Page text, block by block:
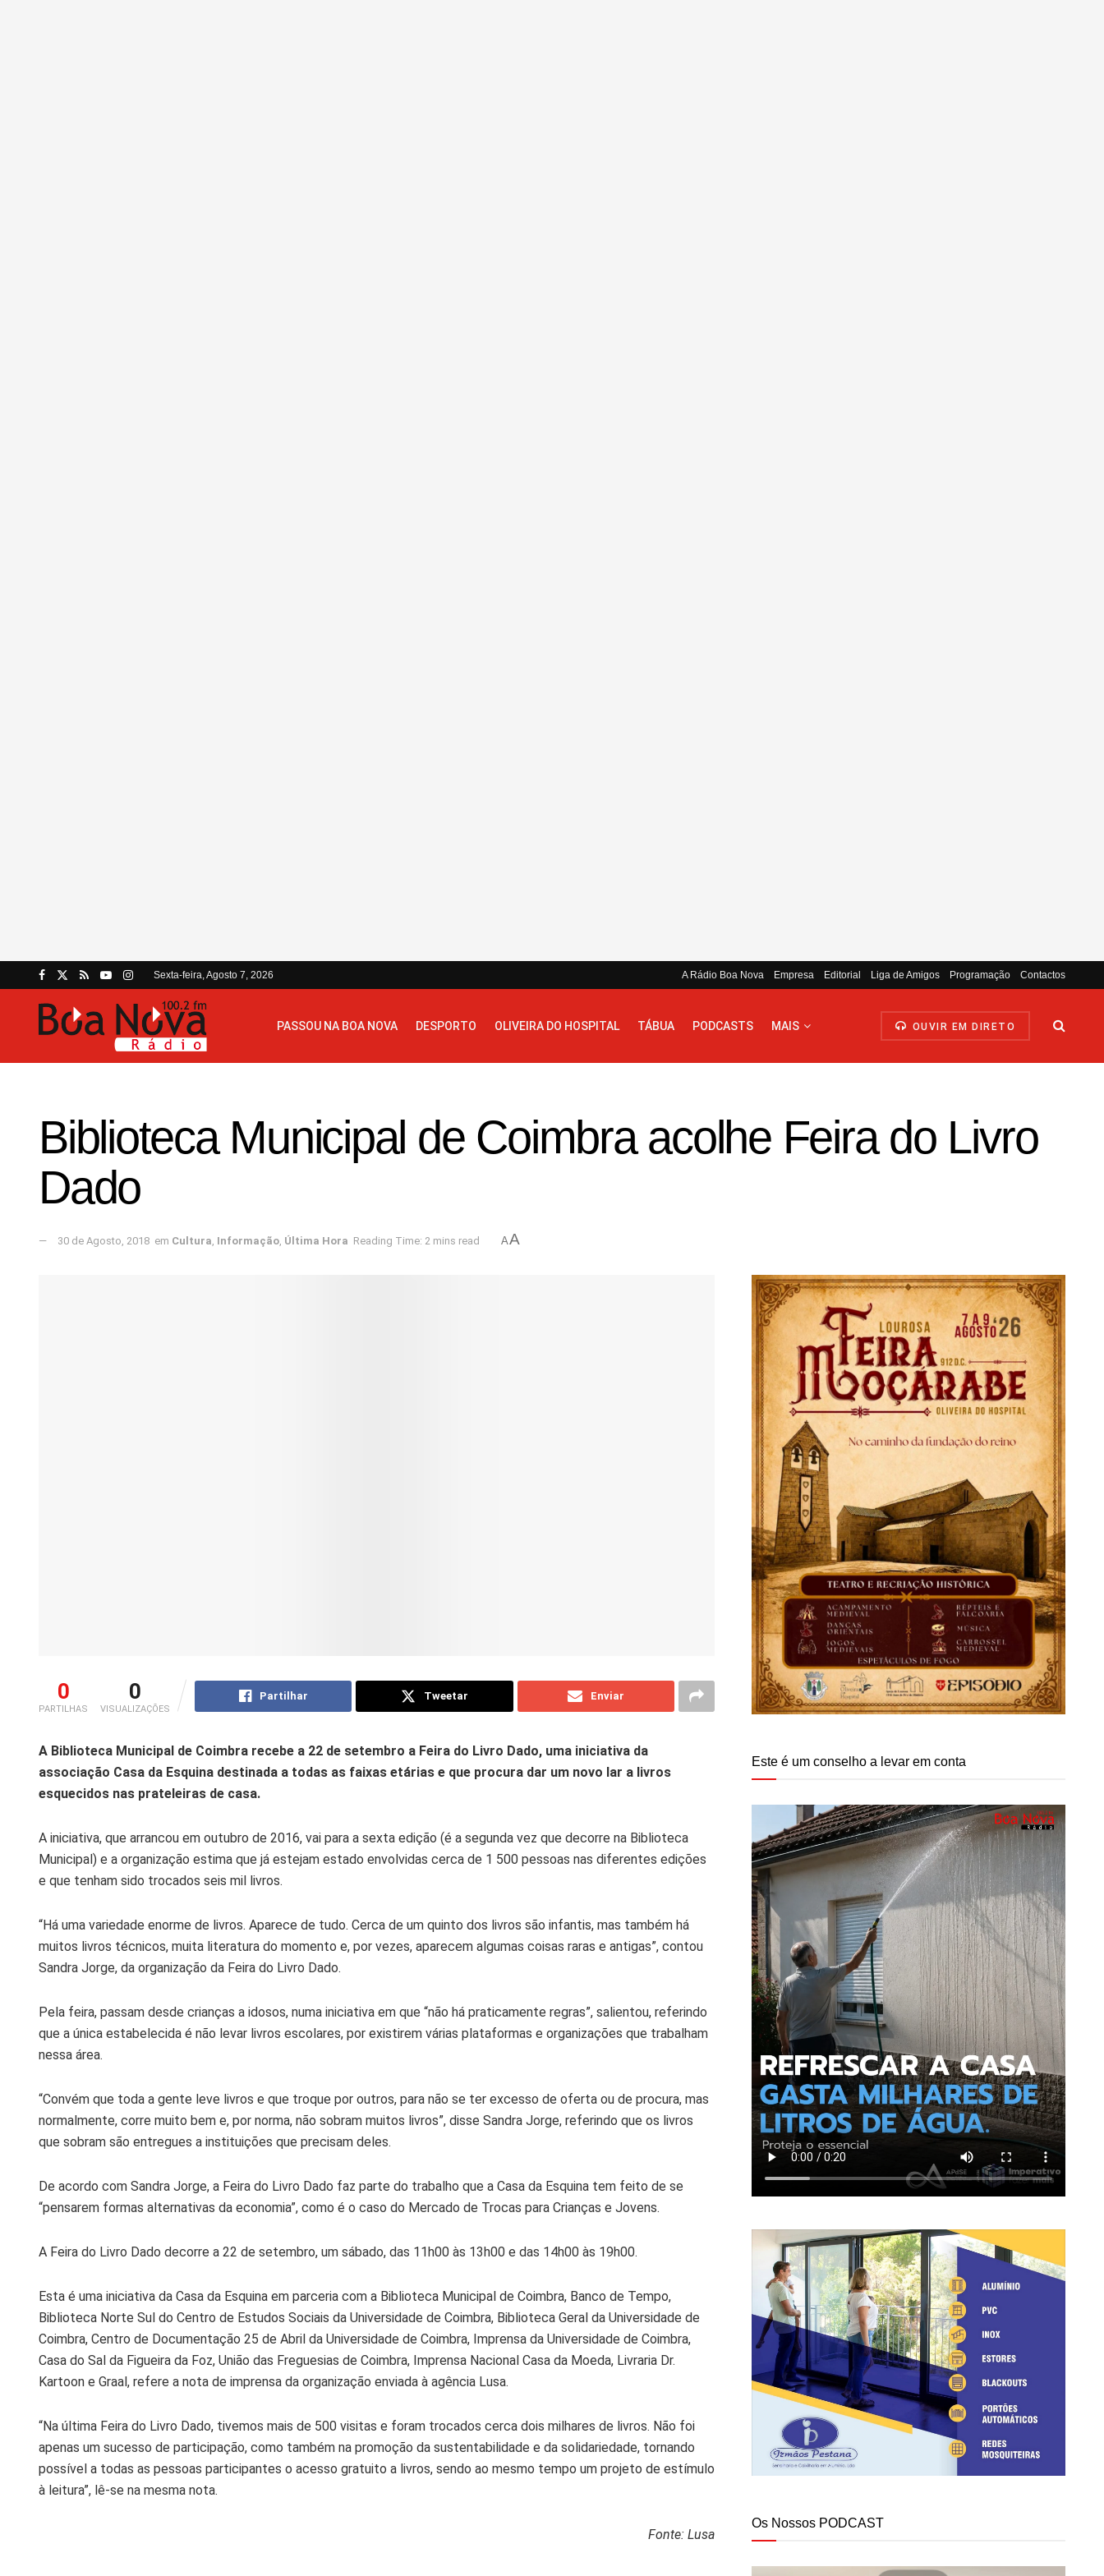
Sexta-feira, Agosto 7, 2026 A Rádio Boa Nova Empresa Editorial Liga de Amigos Programação Contactos
PASSOU NA BOA NOVA DESPORTO OLIVEIRA DO HOSPITAL TÁBUA PODCASTS MAIS OUVIR EM DIRETO
Biblioteca Municipal de Coimbra acolhe Feira do Livro
Dado
30 de Agosto, 2018 em Cultura, Informação, Última Hora Reading Time: 2 mins read AA
0
PARTILHAS
0
VISUALIZAÇÕES
Partilhar Tweetar Enviar
A Biblioteca Municipal de Coimbra recebe a 22 de setembro a Feira do Livro Dado, uma iniciativa da
associação Casa da Esquina destinada a todas as faixas etárias e que procura dar um novo lar a livros
esquecidos nas prateleiras de casa.
A iniciativa, que arrancou em outubro de 2016, vai para a sexta edição (é a segunda vez que decorre na Biblioteca
Municipal) e a organização estima que já estejam estado envolvidas cerca de 1 500 pessoas nas diferentes edições
e que tenham sido trocados seis mil livros.
“Há uma variedade enorme de livros. Aparece de tudo. Cerca de um quinto dos livros são infantis, mas também há
muitos livros técnicos, muita literatura do momento e, por vezes, aparecem algumas coisas raras e antigas”, contou
Sandra Jorge, da organização da Feira do Livro Dado.
Pela feira, passam desde crianças a idosos, numa iniciativa em que “não há praticamente regras”, salientou, referindo
que a única estabelecida é não levar livros escolares, por existirem várias plataformas e organizações que trabalham
nessa área.
“Convém que toda a gente leve livros e que troque por outros, para não se ter excesso de oferta ou de procura, mas
normalmente, corre muito bem e, por norma, não sobram muitos livros”, disse Sandra Jorge, referindo que os livros
que sobram são entregues a instituições que precisam deles.
De acordo com Sandra Jorge, a Feira do Livro Dado faz parte do trabalho que a Casa da Esquina tem feito de se
“pensarem formas alternativas da economia”, como é o caso do Mercado de Trocas para Crianças e Jovens.
A Feira do Livro Dado decorre a 22 de setembro, um sábado, das 11h00 às 13h00 e das 14h00 às 19h00.
Esta é uma iniciativa da Casa da Esquina em parceria com a Biblioteca Municipal de Coimbra, Banco de Tempo,
Biblioteca Norte Sul do Centro de Estudos Sociais da Universidade de Coimbra, Biblioteca Geral da Universidade de
Coimbra, Centro de Documentação 25 de Abril da Universidade de Coimbra, Imprensa da Universidade de Coimbra,
Casa do Sal da Figueira da Foz, União das Freguesias de Coimbra, Imprensa Nacional Casa da Moeda, Livraria Dr.
Kartoon e Graal, refere a nota de imprensa da organização enviada à agência Lusa.
“Na última Feira do Livro Dado, tivemos mais de 500 visitas e foram trocados cerca dois milhares de livros. Não foi
apenas um sucesso de participação, como também na promoção da sustentabilidade e da solidariedade, tornando
possível a todas as pessoas participantes o acesso gratuito a livros, sendo ao mesmo tempo um projeto de estímulo
à leitura”, lê-se na mesma nota.
Fonte: Lusa
Este é um conselho a levar em conta
Os Nossos PODCAST